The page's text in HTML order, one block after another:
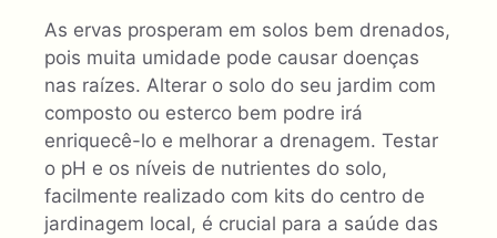
As ervas prosperam em solos bem drenados,
pois muita umidade pode causar doenças
nas raízes. Alterar o solo do seu jardim com
composto ou esterco bem podre irá
enriquecê-lo e melhorar a drenagem. Testar
o pH e os níveis de nutrientes do solo,
facilmente realizado com kits do centro de
jardinagem local, é crucial para a saúde das